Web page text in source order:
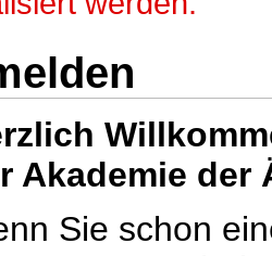
Akademie der
Sie schon